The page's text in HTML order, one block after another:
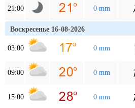
21:00 0 mm
Воскресенье 16-08-2026
03:00 0 mm
09:00 0 mm
15:00 0 mm